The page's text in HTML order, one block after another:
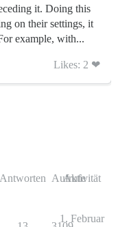
it. Doing this
on their settings, it
example, with...
Likes: 2 ❤
Antworten Aufrufe
Aktivität
1. Februar